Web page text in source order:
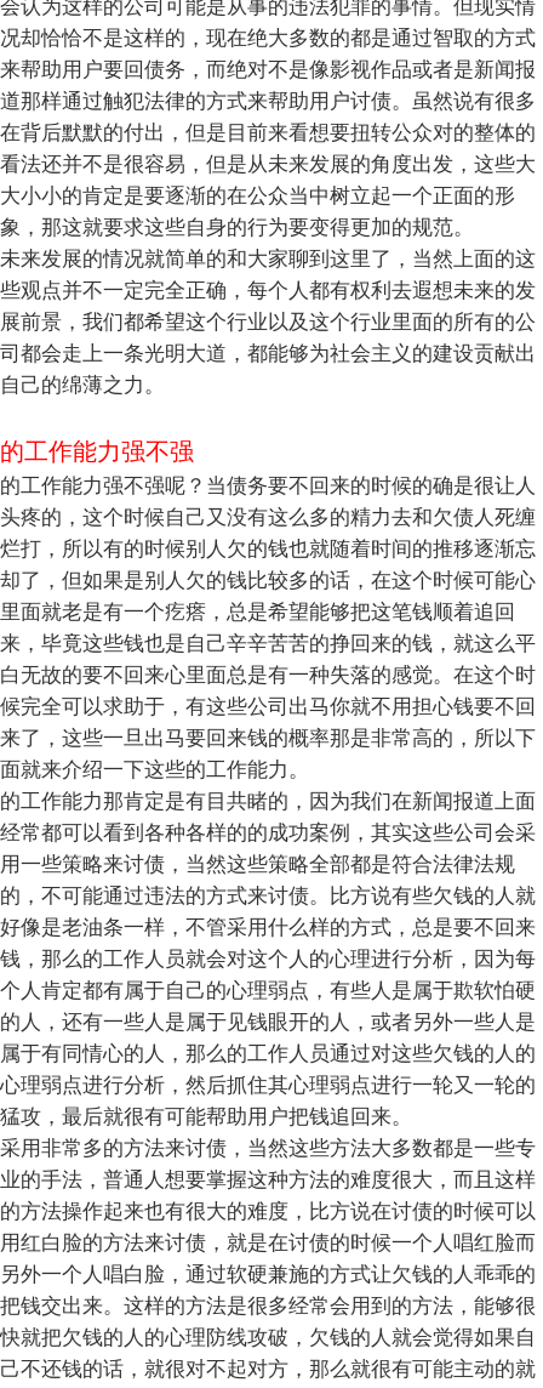
会认为这样的公司可能是从事的违法犯罪的事情。但现实情
况却恰恰不是这样的，现在绝大多数的都是通过智取的方式
来帮助用户要回债务，而绝对不是像影视作品或者是新闻报
道那样通过触犯法律的方式来帮助用户讨债。虽然说有很多
在背后默默的付出，但是目前来看想要扭转公众对的整体的
看法还并不是很容易，但是从未来发展的角度出发，这些大
大小小的肯定是要逐渐的在公众当中树立起一个正面的形
象，那这就要求这些自身的行为要变得更加的规范。
未来发展的情况就简单的和大家聊到这里了，当然上面的这
些观点并不一定完全正确，每个人都有权利去遐想未来的发
展前景，我们都希望这个行业以及这个行业里面的所有的公
司都会走上一条光明大道，都能够为社会主义的建设贡献出
自己的绵薄之力。
的工作能力强不强
的工作能力强不强呢？当债务要不回来的时候的确是很让人
头疼的，这个时候自己又没有这么多的精力去和欠债人死缠
烂打，所以有的时候别人欠的钱也就随着时间的推移逐渐忘
却了，但如果是别人欠的钱比较多的话，在这个时候可能心
里面就老是有一个疙瘩，总是希望能够把这笔钱顺着追回
来，毕竟这些钱也是自己辛辛苦苦的挣回来的钱，就这么平
白无故的要不回来心里面总是有一种失落的感觉。在这个时
候完全可以求助于，有这些公司出马你就不用担心钱要不回
来了，这些一旦出马要回来钱的概率那是非常高的，所以下
面就来介绍一下这些的工作能力。
的工作能力那肯定是有目共睹的，因为我们在新闻报道上面
经常都可以看到各种各样的的成功案例，其实这些公司会采
用一些策略来讨债，当然这些策略全部都是符合法律法规
的，不可能通过违法的方式来讨债。比方说有些欠钱的人就
好像是老油条一样，不管采用什么样的方式，总是要不回来
钱，那么的工作人员就会对这个人的心理进行分析，因为每
个人肯定都有属于自己的心理弱点，有些人是属于欺软怕硬
的人，还有一些人是属于见钱眼开的人，或者另外一些人是
属于有同情心的人，那么的工作人员通过对这些欠钱的人的
心理弱点进行分析，然后抓住其心理弱点进行一轮又一轮的
猛攻，最后就很有可能帮助用户把钱追回来。
采用非常多的方法来讨债，当然这些方法大多数都是一些专
业的手法，普通人想要掌握这种方法的难度很大，而且这样
的方法操作起来也有很大的难度，比方说在讨债的时候可以
用红白脸的方法来讨债，就是在讨债的时候一个人唱红脸而
另外一个人唱白脸，通过软硬兼施的方式让欠钱的人乖乖的
把钱交出来。这样的方法是很多经常会用到的方法，能够很
快就把欠钱的人的心理防线攻破，欠钱的人就会觉得如果自
己不还钱的话，就很对不起对方，那么就很有可能主动的就